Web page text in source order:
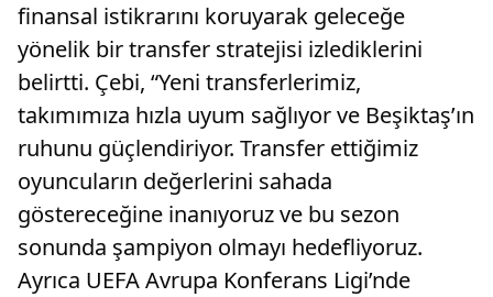
finansal istikrarını koruyarak geleceğe
yönelik bir transfer stratejisi izlediklerini
belirtti. Çebi, “Yeni transferlerimiz,
takımımıza hızla uyum sağlıyor ve Beşiktaş’ın
ruhunu güçlendiriyor. Transfer ettiğimiz
oyuncuların değerlerini sahada
göstereceğine inanıyoruz ve bu sezon
sonunda şampiyon olmayı hedefliyoruz.
Ayrıca UEFA Avrupa Konferans Ligi’nde